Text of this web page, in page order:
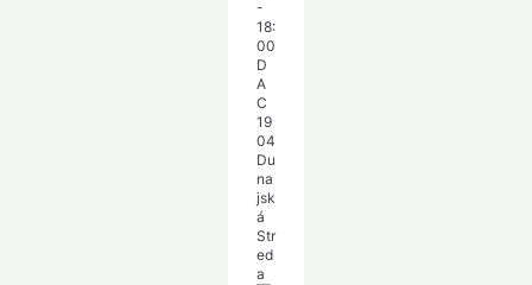
-
18:
00
D
A
C
19
04
Du
na
jsk
á
Str
ed
a